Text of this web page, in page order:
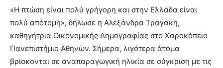
«Η πτώση είναι πολύ γρήγορη και στην Ελλάδα είναι
πολύ απότομη», δήλωσε η Αλεξάνδρα Τραγάκη,
καθηγήτρια Οικονομικής Δημογραφίας στο Χαροκόπειο
Πανεπιστήμιο Αθηνών. Σήμερα, λιγότερα άτομα
βρίσκονται σε αναπαραγωγική ηλικία σε σύγκριση με τις